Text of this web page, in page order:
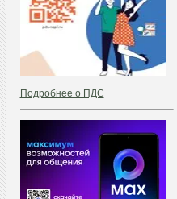
Подробнее о ПДС